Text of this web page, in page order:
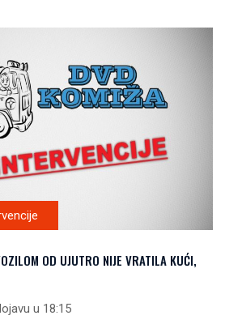
OD UJUTRO NIJE VRATILA KUĆI,
u 18:15